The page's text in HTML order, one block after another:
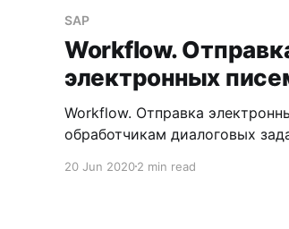
SAP
Workflow.
электронных
Workflow. Отправка
обработчикам диалоговых
20 Jun 20202 min read